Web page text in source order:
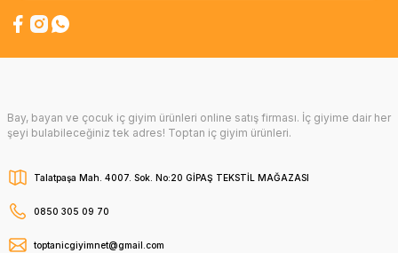
Bay, bayan ve çocuk iç giyim ürünleri online satış firması. İç giyime dair her
şeyi bulabileceğiniz tek adres! Toptan iç giyim ürünleri.
Talatpaşa Mah. 4007. Sok. No:20 GİPAŞ TEKSTİL MAĞAZASI
0850 305 09 70
toptanicgiyimnet@gmail.com